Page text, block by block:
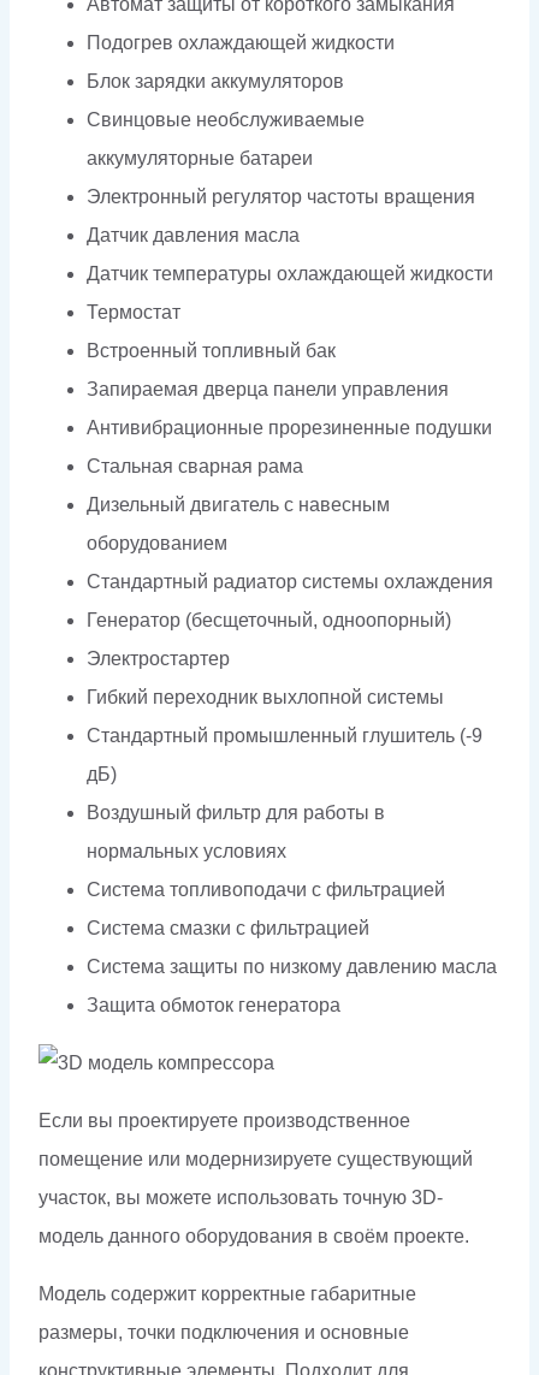
Подогрев охлаждающей жидкости
Блок зарядки аккумуляторов
Свинцовые необслуживаемые
аккумуляторные батареи
Электронный регулятор частоты вращения
Датчик давления масла
Датчик температуры охлаждающей жидкости
Термостат
Встроенный топливный бак
Запираемая дверца панели управления
Антивибрационные прорезиненные подушки
Стальная сварная рама
Дизельный двигатель с навесным
оборудованием
Стандартный радиатор системы охлаждения
Генератор (бесщеточный, одноопорный)
Электростартер
Гибкий переходник выхлопной системы
Стандартный промышленный глушитель (-9
дБ)
Воздушный фильтр для работы в
нормальных условиях
Система топливоподачи с фильтрацией
Система смазки с фильтрацией
Система защиты по низкому давлению масла
Защита обмоток генератора
Если вы проектируете производственное
помещение или модернизируете существующий
участок, вы можете использовать точную 3D-
модель данного оборудования в своём проекте.
Модель содержит корректные габаритные
размеры, точки подключения и основные
конструктивные элементы. Подходит для